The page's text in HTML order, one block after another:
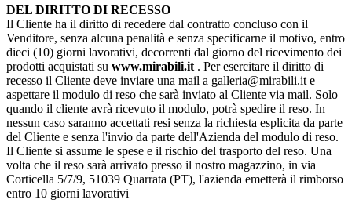
DEL DIRITTO DI RECESSO
Il Cliente ha il diritto di recedere dal contratto concluso con il
Venditore, senza alcuna penalità e senza specificarne il motivo, entro
dieci (10) giorni lavorativi, decorrenti dal giorno del ricevimento dei
prodotti acquistati su www.mirabili.it . Per esercitare il diritto di
recesso il Cliente deve inviare una mail a galleria@mirabili.it e
aspettare il modulo di reso che sarà inviato al Cliente via mail. Solo
quando il cliente avrà ricevuto il modulo, potrà spedire il reso. In
nessun caso saranno accettati resi senza la richiesta esplicita da parte
del Cliente e senza l'invio da parte dell'Azienda del modulo di reso.
Il Cliente si assume le spese e il rischio del trasporto del reso. Una
volta che il reso sarà arrivato presso il nostro magazzino, in via
Corticella 5/7/9, 51039 Quarrata (PT), l'azienda emetterà il rimborso
entro 10 giorni lavorativi